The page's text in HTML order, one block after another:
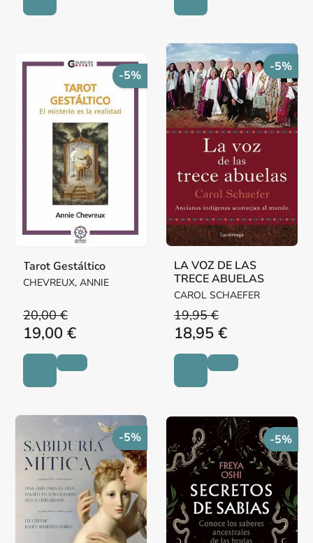
-5%
Tarot Gestáltico
CHEVREUX, ANNIE
20,00 €
19,00 €
-5%
LA VOZ DE LAS
TRECE ABUELAS
CAROL SCHAEFER
19,95 €
18,95 €
-5% -5%